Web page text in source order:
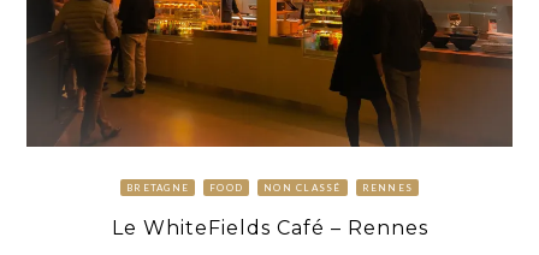
BRETAGNE FOOD NON CLASSÉ RENNES
Le WhiteFields Café – Rennes